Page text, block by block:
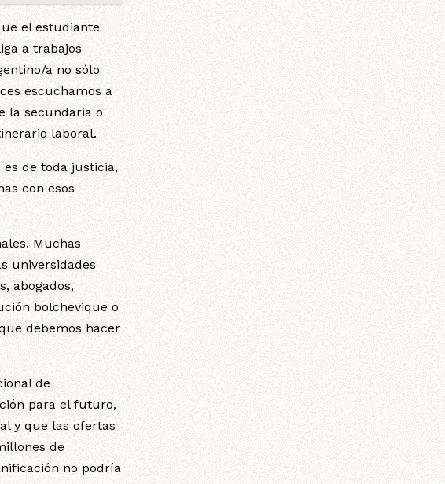
el estudiante
a trabajos
a no sólo
escuchamos a
la secundaria o
laboral.
de toda justicia,
con esos
Muchas
universidades
abogados,
bolchevique o
debemos hacer
de
para el futuro,
y que las ofertas
de
no podría